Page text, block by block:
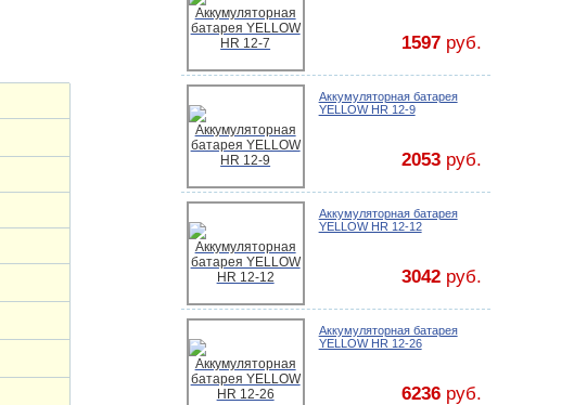
1597руб.
Аккумуляторная батарея
YELLOW HR 12-9
2053руб.
Аккумуляторная батарея
YELLOW HR 12-12
3042руб.
Аккумуляторная батарея
YELLOW HR 12-26
6236руб.